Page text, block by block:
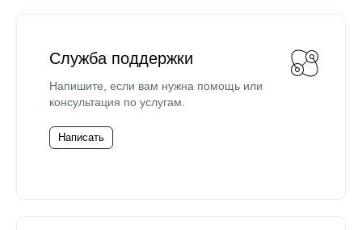
Служба поддержки
Напишите, если вам нужна помощь или
консультация по услугам.
Написать